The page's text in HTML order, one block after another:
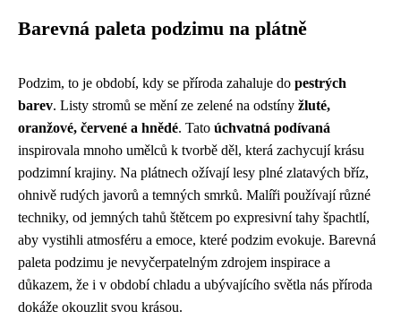
Barevná paleta podzimu na plátně
Podzim, to je období, kdy se příroda zahaluje do pestrých
barev. Listy stromů se mění ze zelené na odstíny žluté,
oranžové, červené a hnědé. Tato úchvatná podívaná
inspirovala mnoho umělců k tvorbě děl, která zachycují krásu
podzimní krajiny. Na plátnech ožívají lesy plné zlatavých bříz,
ohnivě rudých javorů a temných smrků. Malíři používají různé
techniky, od jemných tahů štětcem po expresivní tahy špachtlí,
aby vystihli atmosféru a emoce, které podzim evokuje. Barevná
paleta podzimu je nevyčerpatelným zdrojem inspirace a
důkazem, že i v období chladu a ubývajícího světla nás příroda
dokáže okouzlit svou krásou.